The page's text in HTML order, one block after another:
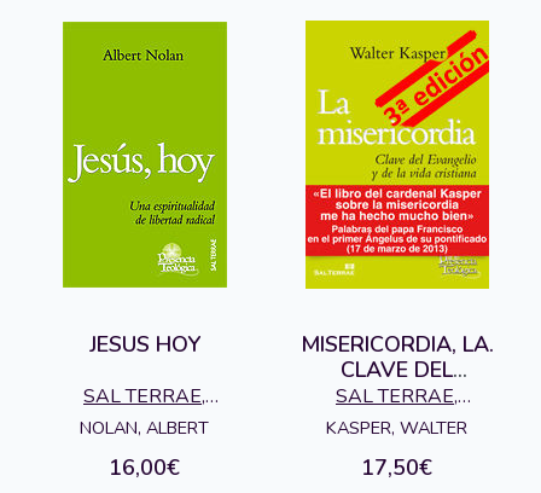
JESUS HOY
SAL TERRAE,
EDITORIAL
NOLAN, ALBERT
16,00€
MISERICORDIA, LA.
CLAVE DEL
EVANGELIO Y DE LA
VIDA CRISTIANA
SAL TERRAE,
EDITORIAL
KASPER, WALTER
17,50€